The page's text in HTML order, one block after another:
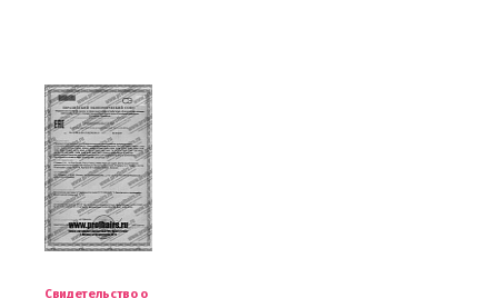
Свидетельство о